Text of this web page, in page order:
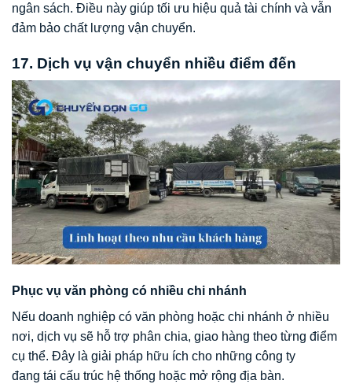
ngân sách. Điều này giúp tối ưu hiệu quả tài chính và vẫn
đảm bảo chất lượng vận chuyển.
17. Dịch vụ vận chuyển nhiều điểm đến
Phục vụ văn phòng có nhiều chi nhánh
Nếu doanh nghiệp có văn phòng hoặc chi nhánh ở nhiều
nơi, dịch vụ sẽ hỗ trợ phân chia, giao hàng theo từng điểm
cụ thể. Đây là giải pháp hữu ích cho những công ty
đang tái cấu trúc hệ thống hoặc mở rộng địa bàn.